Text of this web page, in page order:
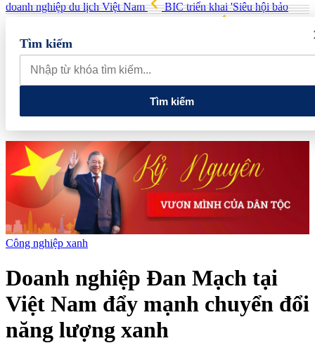
doanh nghiệp du lịch Việt Nam
BIC triển khai 'Siêu hội bảo
xuất nhập khẩu tháng 7/2026 tăng 33% so với cùng kỳ năm trước
Việt Nam tuyển chọn đại diện dự cuộc thi Sommelier vang Ý
cấp châu Á 2027
FTSE công bố danh mục nâng hạng: Cổ phiếu
nào sẽ là "thỏi nam châm" hút vốn ngoại sau ngày 21/8?
Tìm kiếm
Tìm kiếm
Công nghiệp xanh
Doanh nghiệp Đan Mạch tại
Việt Nam đẩy mạnh chuyển đổi
năng lượng xanh